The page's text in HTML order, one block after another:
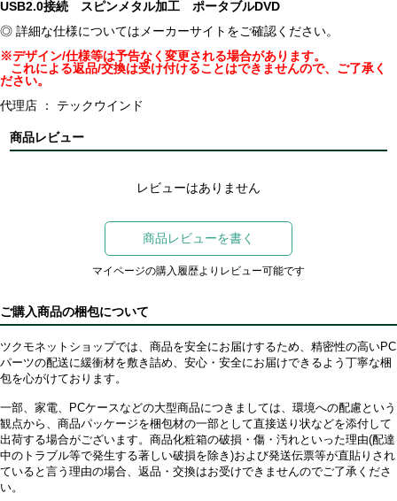
USB2.0接続 スピンメタル加工 ポータブルDVD
◎ 詳細な仕様についてはメーカーサイトをご確認ください。
※デザイン/仕様等は予告なく変更される場合があります。
これによる返品/交換は受け付けることはできませんので、ご了承く
ださい。
代理店 ： テックウインド
商品レビュー
レビューはありません
商品レビューを書く
マイページの購入履歴よりレビュー可能です
ご購入商品の梱包について
ツクモネットショップでは、商品を安全にお届けするため、精密性の高いPC
パーツの配送に緩衝材を敷き詰め、安心・安全にお届けできるよう丁寧な梱
包を心がけております。
一部、家電、PCケースなどの大型商品につきましては、環境への配慮という
観点から、商品パッケージを梱包材の一部として直接送り状などを添付して
出荷する場合がございます。商品化粧箱の破損・傷・汚れといった理由(配達
中のトラブル等で発生する著しい破損を除き)および発送伝票等が直貼りされ
ていると言う理由の場合、返品・交換はお受けできませんのでご了承くださ
い。